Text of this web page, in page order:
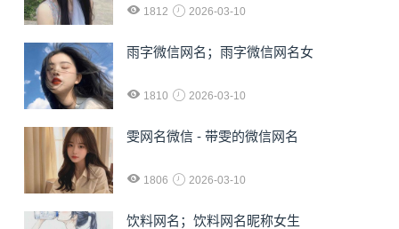
1812 2026-03-10
雨字微信网名；雨字微信网名女
1810 2026-03-10
雯网名微信 - 带雯的微信网名
1806 2026-03-10
饮料网名；饮料网名昵称女生